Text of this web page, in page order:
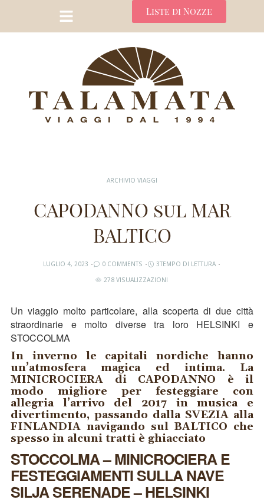
Liste di Nozze
ARCHIVIO VIAGGI
CAPODANNO sul MAR
BALTICO
LUGLIO 4, 2023 0 COMMENTS
3TEMPO DI LETTURA
278 VISUALIZZAZIONI
Un viaggio molto particolare, alla scoperta di due città
straordinarie e molto diverse tra loro HELSINKI e
STOCCOLMA
In inverno le capitali nordiche hanno
un’atmosfera magica ed intima. La
MINICROCIERA di CAPODANNO è il
modo migliore per festeggiare con
allegria l’arrivo del 2017 in musica e
divertimento, passando dalla SVEZIA alla
FINLANDIA navigando sul BALTICO che
spesso in alcuni tratti è ghiacciato
STOCCOLMA – MINICROCIERA E
FESTEGGIAMENTI SULLA NAVE
SILJA SERENADE – HELSINKI